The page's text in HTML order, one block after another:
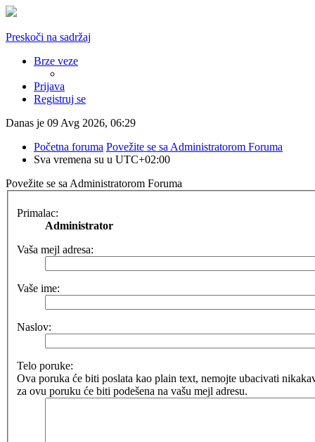
Preskoči na sadržaj
Brze veze
Prijava
Registruj se
Danas je 09 Avg 2026, 06:29
Početna foruma Povežite se sa Administratorom Foruma
Sva vremena su u UTC+02:00
Povežite se sa Administratorom Foruma
Primalac:
Administrator
Vaša mejl adresa:
Vaše ime:
Naslov:
Telo poruke:
Ova poruka će biti poslata kao plain text, nemojte ubacivati
za ovu poruku će biti podešena na vašu mejl adresu.